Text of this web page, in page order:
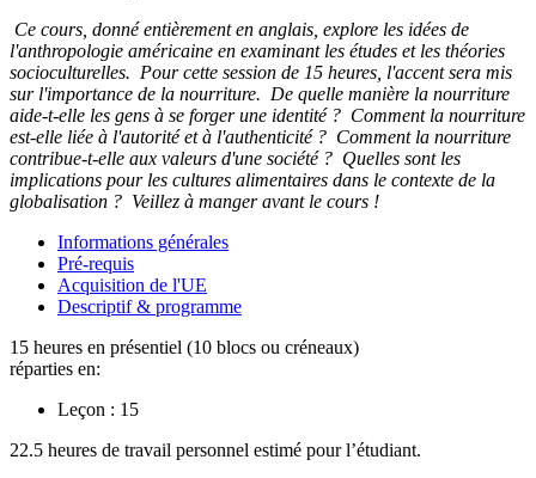
Ce cours, donné entièrement en anglais, explore les idées de
l'anthropologie américaine en examinant les études et les théories
socioculturelles. Pour cette session de 15 heures, l'accent sera mis
sur l'importance de la nourriture. De quelle manière la nourriture
aide-t-elle les gens à se forger une identité ? Comment la nourriture
est-elle liée à l'autorité et à l'authenticité ? Comment la nourriture
contribue-t-elle aux valeurs d'une société ? Quelles sont les
implications pour les cultures alimentaires dans le contexte de la
globalisation ? Veillez à manger avant le cours !
Informations générales
Pré-requis
Acquisition de l'UE
Descriptif & programme
15 heures en présentiel (10 blocs ou créneaux)
réparties en:
Leçon : 15
22.5 heures de travail personnel estimé pour l’étudiant.